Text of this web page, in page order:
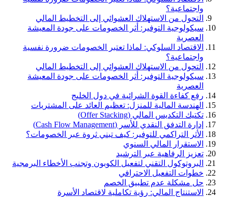
واجتماعية؟
التحول من الاستهلاك العشوائي إلى التخطيط المالي
سيكولوجية التوفير: أثر الخصومات على جودة المعيشة
العصرية
الاقتصاد السلوكي: لماذا تعتبر الخصومات ضرورة نفسية
واجتماعية؟
التحول من الاستهلاك العشوائي إلى التخطيط المالي
سيكولوجية التوفير: أثر الخصومات على جودة المعيشة
العصرية
رفع كفاءة القوة الشرائية في دول الخليج
الهندسة المالية للمنزل: تعظيم العائد على المشتريات
تكتيك التكديس المالي (Offer Stacking)
إدارة التدفق النقدي للأسر (Cash Flow Management)
الأثر التراكمي للتوفير: كيف تبني ثروة عبر الخصومات؟
الاستقرار المالي السنوي
تعزيز الرفاهية عبر الترشيد
البروتوكول التقني لتفعيل الكوبون وتجنب الأخطاء البرمجية
خطوات التفعيل الاحترافي
حل مشكلة عدم تطبيق الخصم
الاستنتاج المالي: رؤية تكاملية لاقتصاد الأسرة